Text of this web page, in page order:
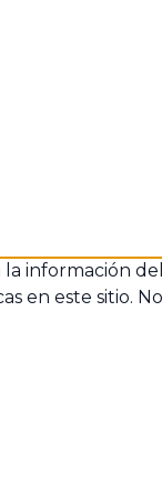
información
en este sitio.